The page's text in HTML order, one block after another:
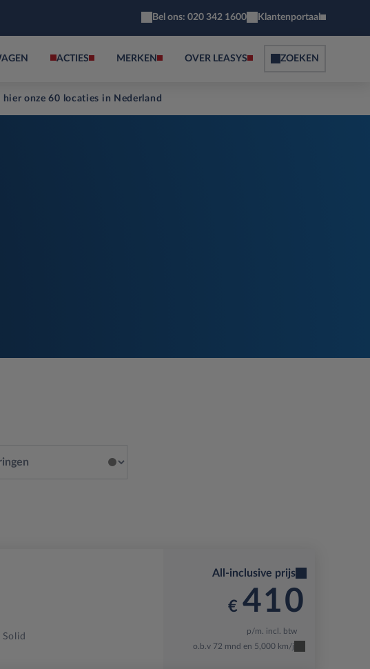
Bel ons: 020 342 1600 Klantenportaal
ACTIES MERKEN OVER LEASYS ZOEKEN
hier onze 60 locaties in Nederland
All-inclusive prijs
€ 410
p/m. incl. btw
o.b.v 72 mnd en 5,000 km/j